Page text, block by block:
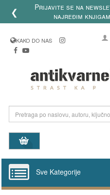
❮
Prijavite se na
najređim
KAKO DO NAS
Sve Kategorije